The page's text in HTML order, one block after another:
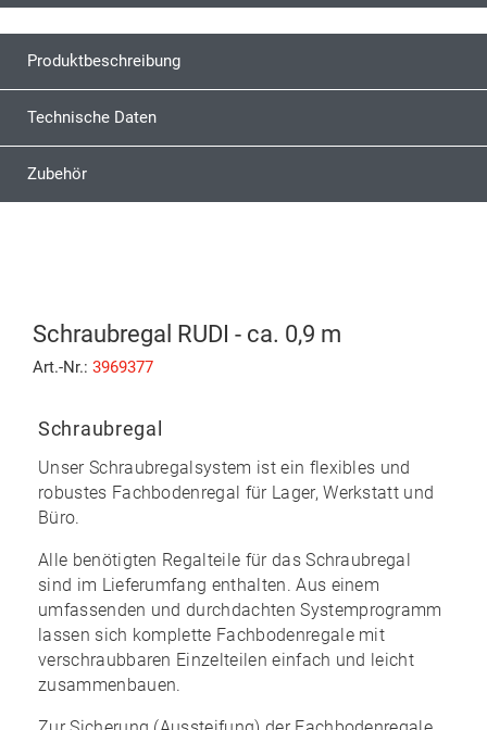
Produktbeschreibung
Technische Daten
Zubehör
Schraubregal RUDI - ca. 0,9 m
Art.-Nr.: 3969377
Schraubregal
Unser Schraubregalsystem ist ein flexibles und
robustes Fachbodenregal für Lager, Werkstatt und
Büro.
Alle benötigten Regalteile für das Schraubregal
sind im Lieferumfang enthalten. Aus einem
umfassenden und durchdachten Systemprogramm
lassen sich komplette Fachbodenregale mit
verschraubbaren Einzelteileneinfach und leicht
zusammenbauen.